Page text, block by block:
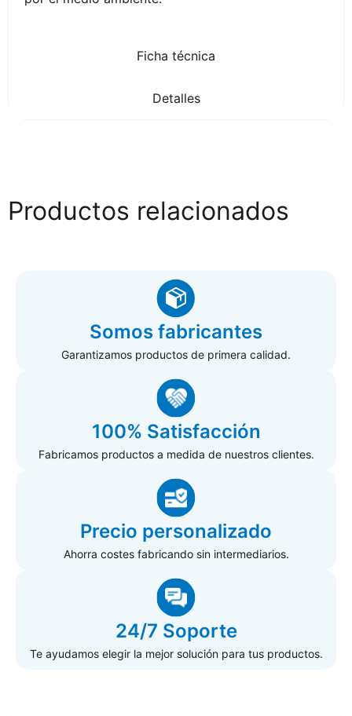
Ficha técnica
Detalles
Productos relacionados
Somos fabricantes
Garantizamos productos de primera calidad.
100% Satisfacción
Fabricamos productos a medida de nuestros clientes.
Precio personalizado
Ahorra costes fabricando sin intermediarios.
24/7 Soporte
Te ayudamos elegir la mejor solución para tus productos.